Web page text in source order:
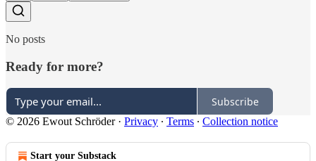
No posts
Ready for more?
Subscribe
© 2026 Ewout Schröder· Privacy ∙ Terms ∙ Collection notice
Start your Substack